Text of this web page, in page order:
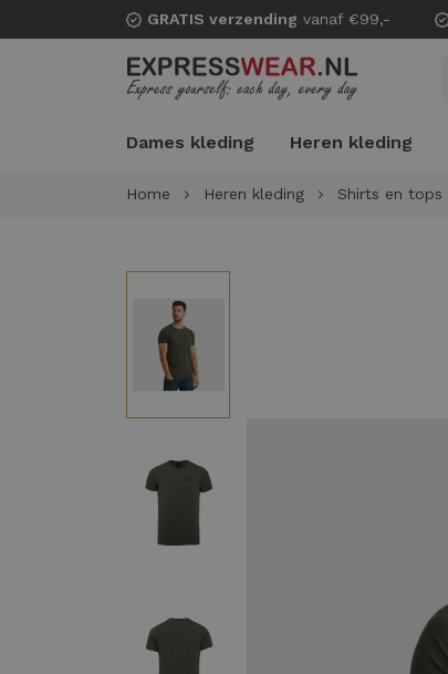
GRATIS verzending vanaf €99,-
Dames kleding Heren kleding
Home Heren kleding Shirts en tops